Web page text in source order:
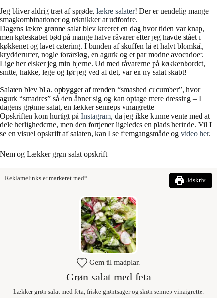
Jeg bliver aldrig træt af sprøde, lækre salater! Der er uendelig mange
smagkombinationer og teknikker at udfordre.
Dagens lækre grønne salat blev kreeret en dag hvor tiden var knap,
men køleskabet bød på mange halve råvarer efter jeg havde stået i
køkkenet og lavet catering. I bunden af skuffen lå et halvt blomkål,
krydderurter, nogle forårsløg, en agurk og et par modne avocadoer.
Lige her elsker jeg min hjerne. Ud med råvarerne på køkkenbordet,
snitte, hakke, lege og før jeg ved af det, var en ny salat skabt!
Salaten blev bl.a. opbygget af trenden “smashed cucumber”, hvor
agurk “smadres” så den åbner sig og kan optage mere dressing – I
dagens grønne salat, en lækker senneps vinaigrette.
Opskriften kom hurtigt på Instagram, da jeg ikke kunne vente med at
dele herlighederne, men den fortjener ligeledes en plads herinde. Vil I
se en visuel opskrift af salaten, kan I se fremgangsmåde og video her.
Nem og Lækker grøn salat opskrift
Reklamelinks er markeret med* Udskriv
Gem til madplan
Grøn salat med feta
Lækker grøn salat med feta, friske grøntsager og skøn sennep vinaigrette.